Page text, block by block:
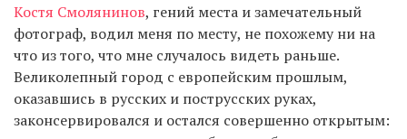
Костя Смолянинов, гений места и замечательный
фотограф, водил меня по месту, не похожему ни на
что из того, что мне случалось видеть раньше.
Великолепный город с европейским прошлым,
оказавшись в русских и пострусских руках,
законсервировался и остался совершенно открытым: